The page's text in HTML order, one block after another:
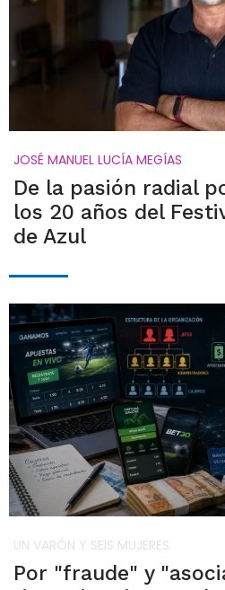
JOSÉ MANUEL LUCÍA MEGÍAS
De la pasión radial
los 20 años del
de Azul
UN VARÓN Y SEIS MUJERES
Por "fraude" y